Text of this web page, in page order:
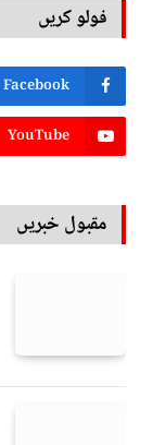
فولو کریں
Facebook
YouTube
مقبول خبریں